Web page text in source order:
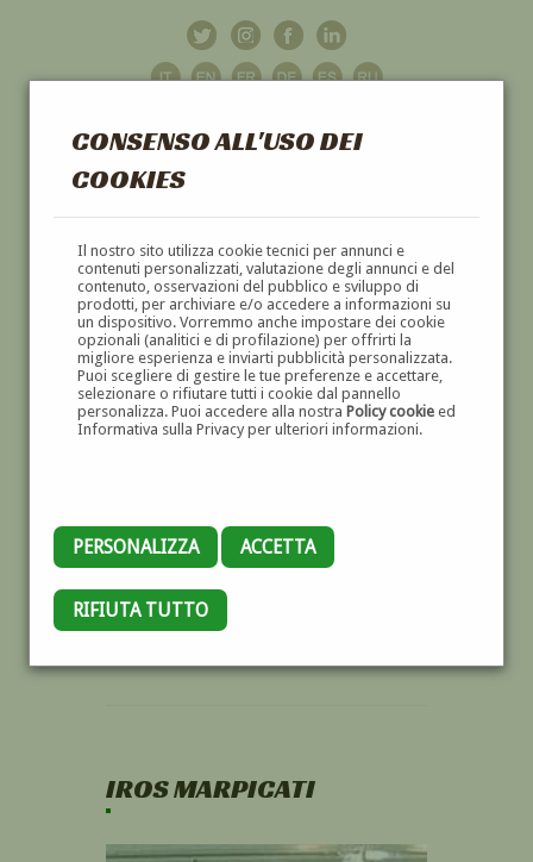
CONSENSO ALL'USO DEI
COOKIES
Il nostro sito utilizza cookie tecnici per annunci e
contenuti personalizzati, valutazione degli annunci e del
contenuto, osservazioni del pubblico e sviluppo di
prodotti, per archiviare e/o accedere a informazioni su
un dispositivo. Vorremmo anche impostare dei cookie
opzionali (analitici e di profilazione) per offrirti la
migliore esperienza e inviarti pubblicità personalizzata.
Puoi scegliere di gestire le tue preferenze e accettare,
selezionare o rifiutare tutti i cookie dal pannello
personalizza. Puoi accedere alla nostra Policy cookieed
Informativa sulla Privacy per ulteriori informazioni.
PERSONALIZZA ACCETTA
RIFIUTA TUTTO
GALLERIAD'ARTE
DIPINTI E SCULTURE '800 E '900
IROS MARPICATI